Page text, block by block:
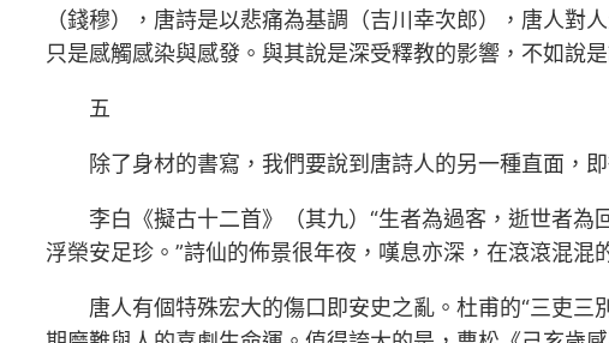
（錢穆），唐詩是以悲痛為基調（吉川幸次郎），唐人
只是感觸感染與感發。與其說是深受釋教的影響，不如說
五
除了身材的書寫，我們要說到唐詩人的另一種直面，
李白《擬古十二首》（其九）“生者為過客，逝世者
浮榮安足珍。”詩仙的佈景很年夜，嘆息亦深，在滾滾混
唐人有個特殊宏大的傷口即安史之亂。杜甫的“三吏